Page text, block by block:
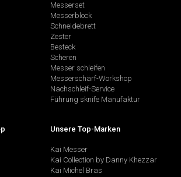
Messerset
Messerblock
Schneidebrett
Zester
Besteck
Scheren
Messer schleifen
Messerschärf-Workshop
Nachschleif-Service
Führung sknife Manufaktur
Unsere Top-Marken
Kai Messer
Kai Collection by Danny Khezzar
Kai Michel Bras